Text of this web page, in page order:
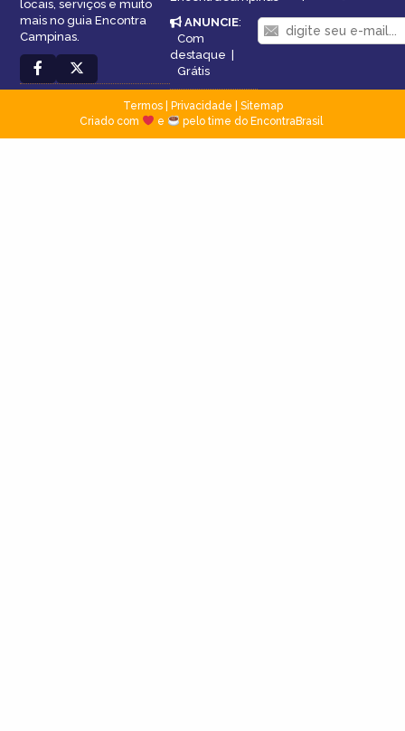
locais, serviços e muito
mais no guia Encontra
Campinas.
ANUNCIE:
Com
destaque |
Grátis
Termos| Privacidade
Sitemap
Criado com
e pelo time do EncontraBrasil